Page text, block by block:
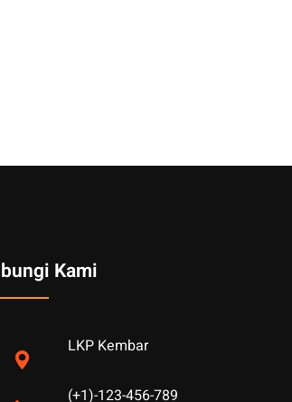
Kami
LKP Kembar
(+1)-123-456-789